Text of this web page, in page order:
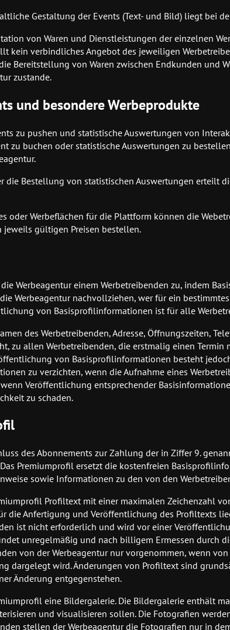
Gestaltung der Events (Text- und Bild) liegt bei
von Waren und Dienstleistungen der einzelnen
kein verbindliches Angebot des jeweiligen
Bereitstellung von Waren zwischen Endkunden und
zustande.
und besondere Werbeprodukte
zu pushen und statistische Auswertungen von
zu buchen oder statistische Auswertungen zu
die Bestellung von statistischen Auswertungen erteilt
oder Werbeflächen für die Plattform können die
gültigen Preisen bestellen.
Werbeagentur einem Werbetreibenden zu, indem
Werbeagentur nachvollziehen, wer für ein
von Basisprofilinformationen ist für alle
des Werbetreibenden, Adresse, Öffnungszeiten,
zu allen Werbetreibenden, die erstmalig einen
von Basisprofilinformationen besteht
zu verzichten, wenn die Aufnahme eines
Veröffentlichung entsprechender
zu schaden.
des Abonnements zur Zahlung der in Ziffer 9.
Premiumprofil ersetzt die kostenfreien
sowie Informationen zu den von den
Profiltext mit einer maximalen Zeichenzahl
die Anfertigung und Veröffentlichung des Profiltexts
ist nicht erforderlich und wird vor einer
unregelmäßig und nach billigem Ermessen durch
von der Werbeagentur nur vorgenommen, wenn
dargelegt wird. Änderungen von Profiltext sind
Änderung entgegenstehen.
eine Bildergalerie. Die Bildergalerie enthält
und visualisieren sollen. Die Fotografien
stellen der Werbeagentur die Fotografien nur in